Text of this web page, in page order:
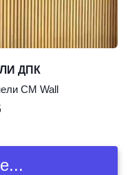
ДПК
CM Wall